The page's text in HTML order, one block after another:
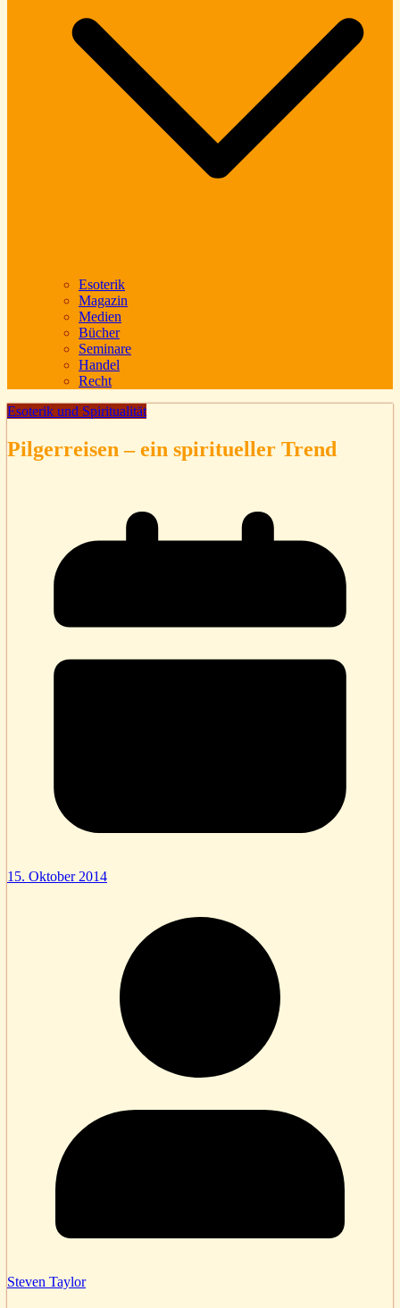
Esoterik
Magazin
Medien
Bücher
Seminare
Handel
Recht
Esoterik und Spiritualität
Pilgerreisen – ein spiritueller Trend
15. Oktober 2014
Steven Taylor